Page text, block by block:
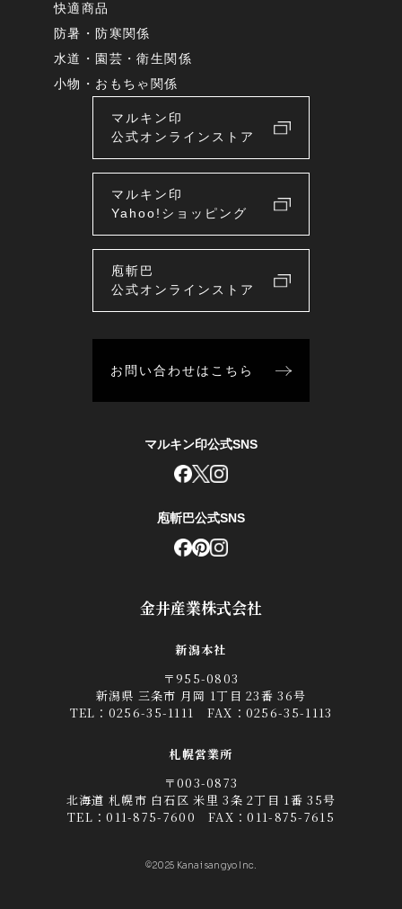
金井産業株式会社
新潟本社
〒955-0803
新潟県 三条市 月岡 1丁目 23番 36号
TEL： 0256-35-1111 FAX：0256-35-1113
札幌営業所
〒003-0873
北海道 札幌市 白石区 米里 3条 2丁目 1番 35号
TEL：011-875-7600 FAX：011-875-7615
©2025 Kanai sangyo Inc.
快適商品
防暑・防寒関係
水道・園芸・衛生関係
小物・おもちゃ関係
マルキン印
公式オンラインストア
マルキン印
Yahoo!ショッピング
庖斬巴
公式オンラインストア
お問い合わせはこちら
マルキン印公式SNS
庖斬巴公式SNS